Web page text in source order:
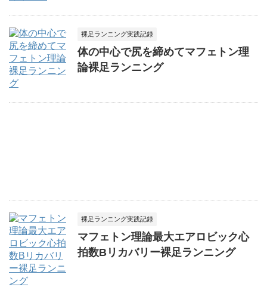
裸足ランニング実践記録
体の中心で尻を締めてマフェトン理
論裸足ランニング
裸足ランニング実践記録
マフェトン理論最大エアロビック心
拍数Bリカバリー裸足ランニング